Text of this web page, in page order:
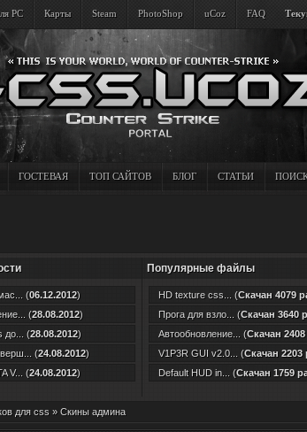
PC Карты Steam PhotoShop uCoz FAQ
ГОСТЕВАЯ ТОП САЙТОВ БЛОГ СТАТЬИ
(06.12.2012)
(28.08.2012)
до... (28.08.2012)
(24.08.2012)
V... (24.08.2012)
Популярные файлы
HD texture css... (Скачан 4079
Прога для взло... (Скачан 3640
Автообновление... (Скачан 2408
V1P3R GUI v2.0... (Скачан 2203
Default HUD in... (Скачан 1759
для css » Скины админа